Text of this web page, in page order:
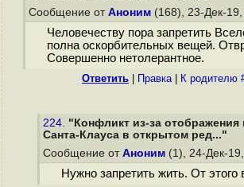
Сообщение от Аноним (168), 23-Дек-
Человечеству пора запретить
полна оскорбительных вещей.
Совершенно нетолерантное.
Ответить Правка| К родителю
224. "Конфликт из-за отображения
Санта-Клауса в открытом ред..."
Сообщение от Аноним (1), 24-Дек-
Нужно запретить жить. От